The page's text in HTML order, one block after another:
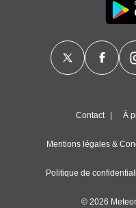
Contact À
Mentions légales &
Politique de
© 2026